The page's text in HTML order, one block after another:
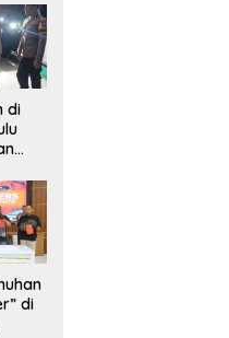
di
di